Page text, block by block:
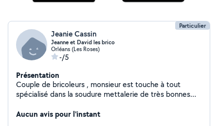
Particulier
Jeanie Cassin
Jeanne et David les brico
Orléans (Les Roses)
-/5
Présentation
Couple de bricoleurs , monsieur est touche à tout
spécialisé dans la soudure mettalerie de très bonnes
savons nous rendre disponible à très vite
Aucun avis pour l'instant